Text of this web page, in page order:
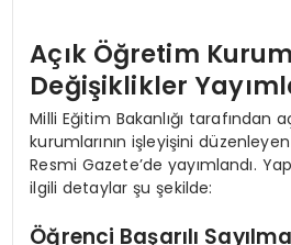
Açık Öğretim
Değişiklikler
Milli Eğitim Bakanlığı tarafından
kurumlarının işleyişini
Resmi Gazete’de yayımlandı.
ilgili detaylar şu şekilde:
Öğrenci Başarılı